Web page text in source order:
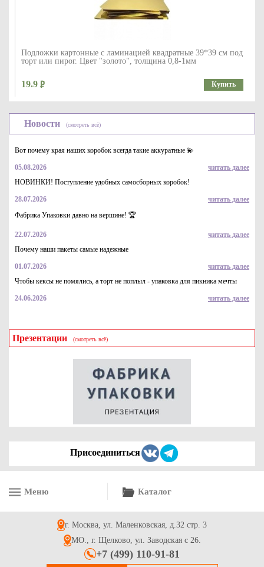
Подложки картонные с ламинацией квадратные 39*39 см под
торт или пирог. Цвет "золото", толщина 0,8-1мм
19.9 Купить
Коробка картонная серия "Fupeco CupcakeBox" Стандарт для
капкейков на 6 шт, из бур/бел крафт картона.Размер
250*160*110 мм.
32.1 Купить
Подложки картонные ламинированные квадратные 22*22 см
под торт или пирог. Цвет "серебро", толщина 0.8-1 мм
Подложки картонные с ламинацией круглые D=10 см под
Новости (смотреть всё)
Вот почему края наших коробок всегда такие аккуратные 💫
05.08.2026
читать далее
НОВИНКИ! Поступление удобных самосборных коробок!
28.07.2026
читать далее
Фабрика Упаковки давно на вершине! 🏆
22.07.2026
читать далее
Почему наши пакеты самые надежные
01.07.2026
читать далее
Чтобы кексы не помялись, а торт не поплыл - упаковка для пикника мечты
24.06.2026 читать далее
Презентации (смотреть всё)
Присоединиться
Меню Каталог
г. Москва, ул. Маленковская, д.32 стр. 3
МО., г. Щелково, ул. Заводская с 26.
+7 (499) 110-91-81